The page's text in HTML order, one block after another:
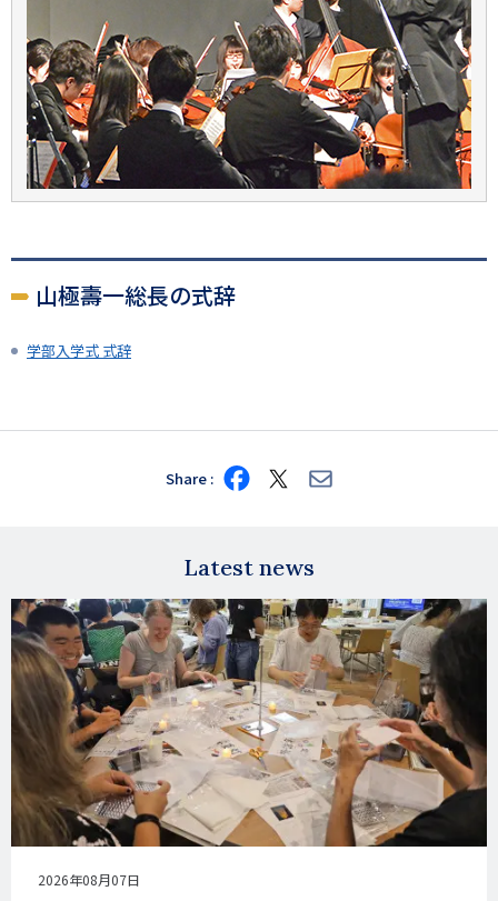
山極壽一総長の式辞
学部入学式 式辞
Share Share
on
Share
on
Share
via
Latest news
公
2026年08月07日